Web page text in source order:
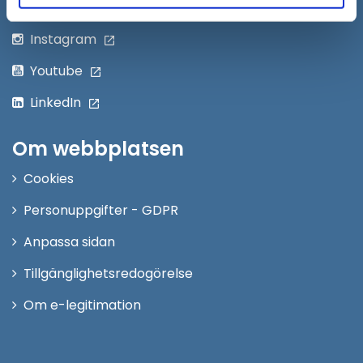
Twitter
Instagram
Youtube
LinkedIn
Om webbplatsen
Cookies
Personuppgifter - GDPR
Anpassa sidan
Tillgänglighetsredogörelse
Om e-legitimation